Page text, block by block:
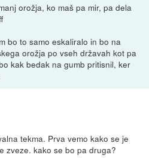
orožja, ko maš pa mir, pa dela
bo to samo eskaliralo in bo na
orožja po vseh državah kot pa
kak bedak na gumb pritisnil, ker
tekma. Prva vemo kako se je
zveze. kako se bo pa druga?